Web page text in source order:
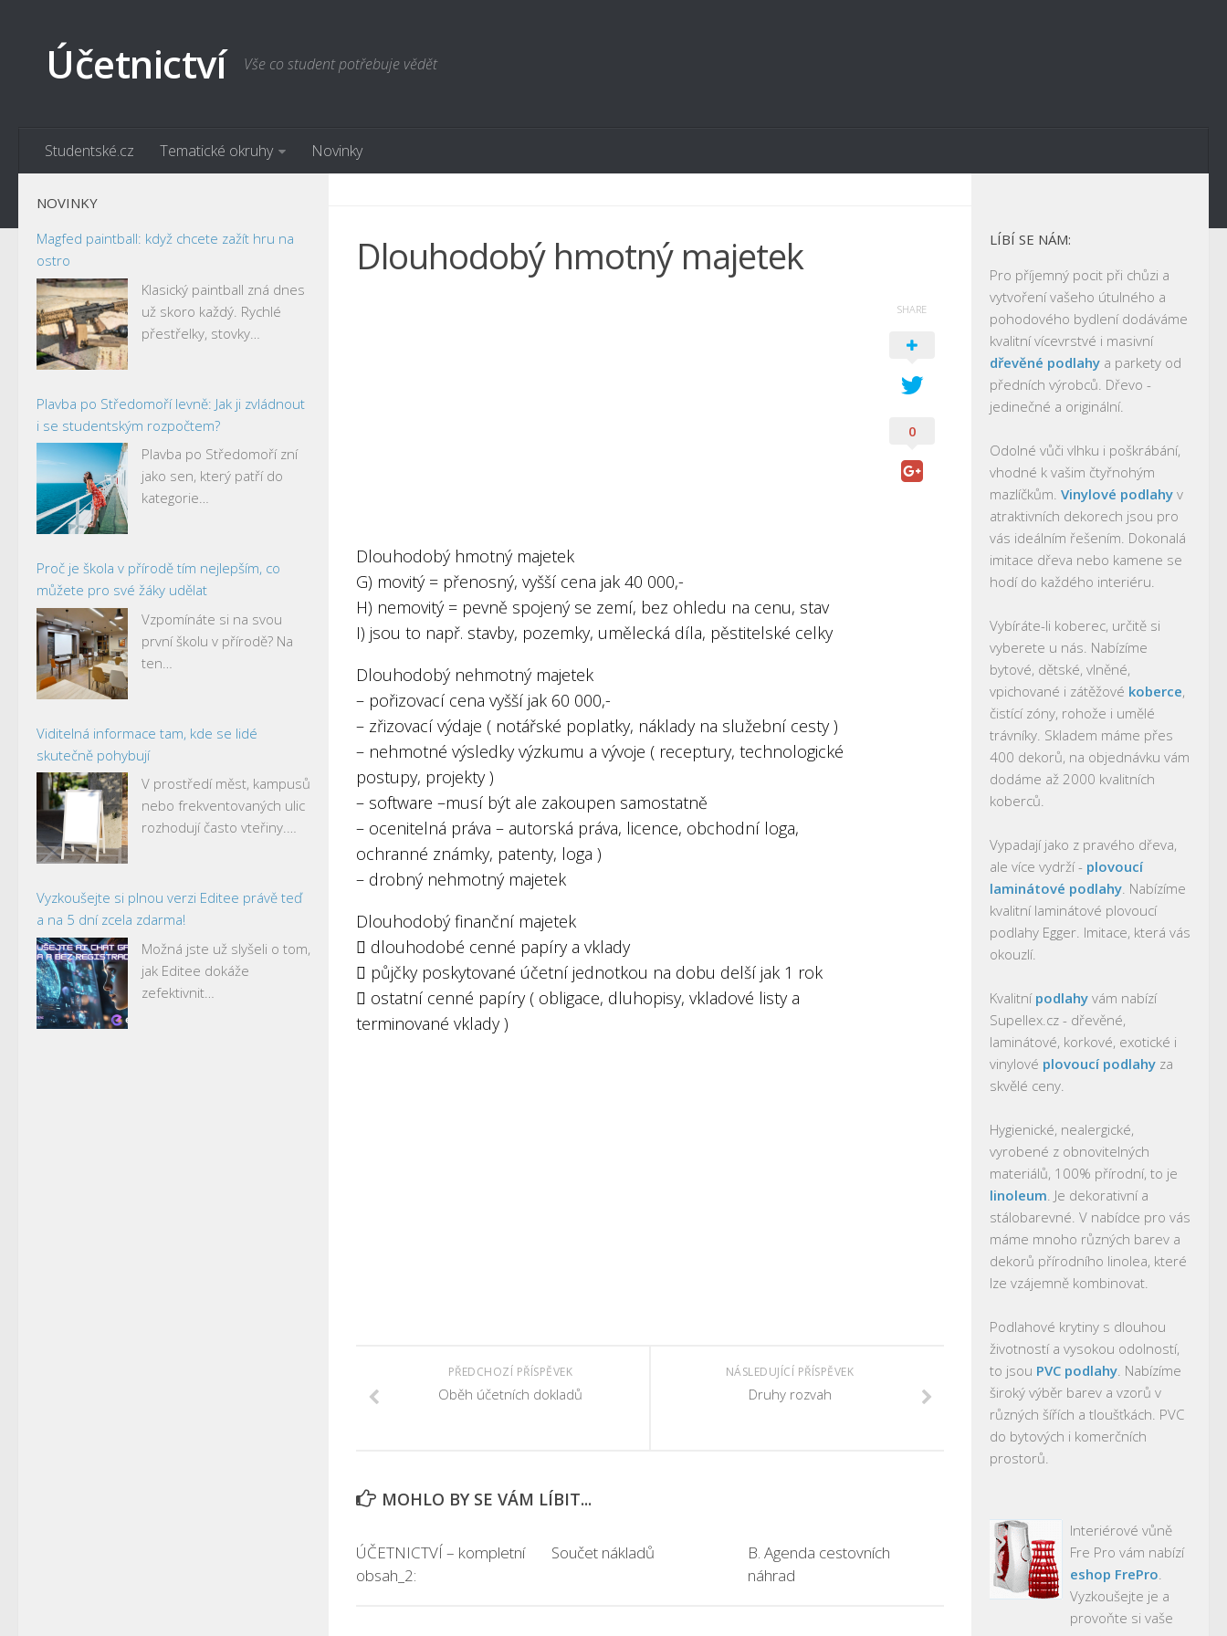
Účetnictví Vše co student potřebuje vědět
Studentské.cz Tematické okruhy Novinky
Dlouhodobý hmotný majetek
Dlouhodobý hmotný majetek
G) movitý = přenosný, vyšší cena jak 40 000,-
H) nemovitý = pevně spojený se zemí, bez ohledu na cenu, stav
I) jsou to např. stavby, pozemky, umělecká díla, pěstitelské celky
Dlouhodobý nehmotný majetek
– pořizovací cena vyšší jak 60 000,-
– zřizovací výdaje ( notářské poplatky, náklady na služební cesty )
– nehmotné výsledky výzkumu a vývoje ( receptury, technologické
postupy, projekty )
– software –musí být ale zakoupen samostatně
– ocenitelná práva – autorská práva, licence, obchodní loga,
ochranné známky, patenty, loga )
– drobný nehmotný majetek
Dlouhodobý finanční majetek
 dlouhodobé cenné papíry a vklady
 půjčky poskytované účetní jednotkou na dobu delší jak 1 rok
 ostatní cenné papíry ( obligace, dluhopisy, vkladové listy a
terminované vklady )
SHARE
0
NÁSLEDUJÍCÍ PŘÍSPĚVEK
Druhy rozvah
PŘEDCHOZÍ PŘÍSPĚVEK
Oběh účetních dokladů
MOHLO BY SE VÁM LÍBIT...
ÚČETNICTVÍ – kompletní
obsah_2:
Součet nákladů
B. Agenda cestovních
náhrad
NOVINKY
Magfed paintball: když chcete zažít hru na
ostro
Klasický paintball zná dnes
už skoro každý. Rychlé
přestřelky, stovky…
Plavba po Středomoří levně: Jak ji zvládnout
i se studentským rozpočtem?
Plavba po Středomoří zní
jako sen, který patří do
kategorie…
Proč je škola v přírodě tím nejlepším, co
můžete pro své žáky udělat
Vzpomínáte si na svou
první školu v přírodě? Na
ten…
Viditelná informace tam, kde se lidé
skutečně pohybují
V prostředí měst, kampusů
nebo frekventovaných ulic
rozhodují často vteřiny.…
Vyzkoušejte si plnou verzi Editee právě teď
a na 5 dní zcela zdarma!
Možná jste už slyšeli o tom,
jak Editee dokáže
zefektivnit…
LÍBÍ SE NÁM:
Pro příjemný pocit při chůzi a
vytvoření vašeho útulného a
pohodového bydlení dodáváme
kvalitní vícevrstvé i masivní
dřevěné podlahy a parkety od
předních výrobců. Dřevo -
jedinečné a originální.
Odolné vůči vlhku i poškrábání,
vhodné k vašim čtyřnohým
mazlíčkům. Vinylové podlahy v
atraktivních dekorech jsou pro
vás ideálním řešením. Dokonalá
imitace dřeva nebo kamene se
hodí do každého interiéru.
Vybíráte-li koberec, určitě si
vyberete u nás. Nabízíme
bytové, dětské, vlněné,
vpichované i zátěžové koberce,
čistící zóny, rohože i umělé
trávníky. Skladem máme přes
400 dekorů, na objednávku vám
dodáme až 2000 kvalitních
koberců.
Vypadají jako z pravého dřeva,
ale více vydrží - plovoucí
laminátové podlahy. Nabízíme
kvalitní laminátové plovoucí
podlahy Egger. Imitace, která vás
okouzlí.
Kvalitní podlahy vám nabízí
Supellex.cz - dřevěné,
laminátové, korkové, exotické i
vinylové plovoucí podlahy za
skvělé ceny.
Hygienické, nealergické,
vyrobené z obnovitelných
materiálů, 100% přírodní, to je
linoleum. Je dekorativní a
stálobarevné. V nabídce pro vás
máme mnoho různých barev a
dekorů přírodního linolea, které
lze vzájemně kombinovat.
Podlahové krytiny s dlouhou
životností a vysokou odolností,
to jsou PVC podlahy. Nabízíme
široký výběr barev a vzorů v
různých šířích a tloušťkách. PVC
do bytových i komerčních
prostorů.
Interiérové vůně
Fre Pro vám nabízí
eshop FrePro.
Vyzkoušejte je a
provoňte si vaše